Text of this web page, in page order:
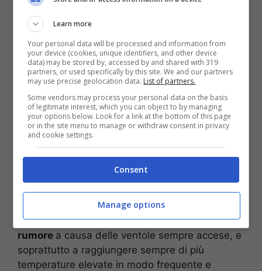
esaurire con velocità lo spazio messo a
disposizione dai nostri computer. O, ancora,
l’ultimo software rilasciato potrebbe non essere
più compatibile, e dunque non essere
supportato, con il nostro sistema operativo in
quanto
ormai troppo vecchio.
RUMORE E CALORE
Questo è senza dubbio uno dei segnali più
inequivocabili che tutti noi ci siamo trovati
davanti quando il nostro pc ha cominciato a
diventare ormai troppo vecchio. Quando
comincia a soffrire con il suo utilizzo, infatti, il
nostro computer cominciaa produrre fin troppo
rumore a causa delle ventole sempre accese, e
soprattutto a raggiungere sempre di più
temperature elevate in modo frequente e
Learn more
Your personal data will be processed and information from
your device (cookies, unique identifiers, and other device
data) may be stored by, accessed by and shared with 319
partners, or used specifically by this site. We and our partners
may use precise geolocation data. List of partners.
Some vendors may process your personal data on the basis
of legitimate interest, which you can object to by managing
your options below. Look for a link at the bottom of this page
or in the site menu to manage or withdraw consent in privacy
and cookie settings.
Consent
Manage options